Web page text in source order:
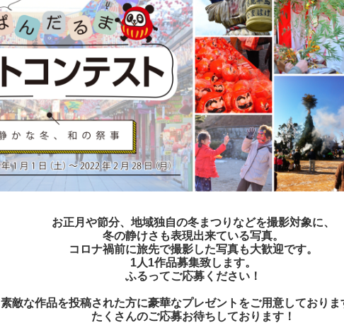
お正月や節分、地域独自の冬まつりなどを撮影対象に、
冬の静けさも表現出来ている写真。
コロナ禍前に旅先で撮影した写真も大歓迎です。
1人1作品募集致します。
ふるってご応募ください！
素敵な作品を投稿された方に豪華なプレゼントをご用意しておりま
たくさんのご応募お待ちしております！